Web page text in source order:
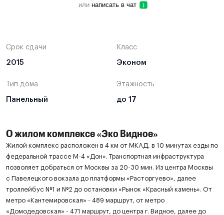
или написать в чат
Срок сдачи
2015
Класс
Эконом
Тип дома
Панельный
Этажность
до 17
О жилом комплексе «Эко Видное»
Жилой комплекс расположен в 4 км от МКАД, в 10 минутах езды по
федеральной трассе М-4 «Дон». Транспортная инфраструктура
позволяет добраться от Москвы за 20-30 мин. Из центра Москвы
с Павелецкого вокзала до платформы «Расторгуево», далее
троллейбус №1 и №2 до остановки «Рынок «Красный камень». От
метро «Кантемировская» - 489 маршрут, от метро
«Домодедовская» - 471 маршрут, до центра г. Видное, далее до